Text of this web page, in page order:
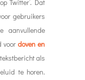
Twitter’. Dat
gebruikers
aanvullende
voordoven en
als
te horen.